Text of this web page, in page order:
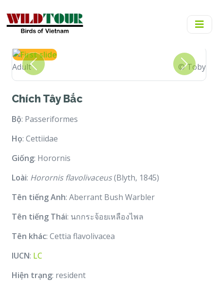
Adult © Toby
Previous Next
Chích Tây Bắc
Bộ: Passeriformes
Họ: Cettiidae
Giống: Horornis
Loài: Horornis flavolivaceus(Blyth, 1845)
Tên tiếng Anh: Aberrant Bush Warbler
Tên tiếng Thái: นกกระจ้อยเหลืองไพล
Tên khác: Cettia flavolivacea
IUCN: LC
Hiện trạng: resident